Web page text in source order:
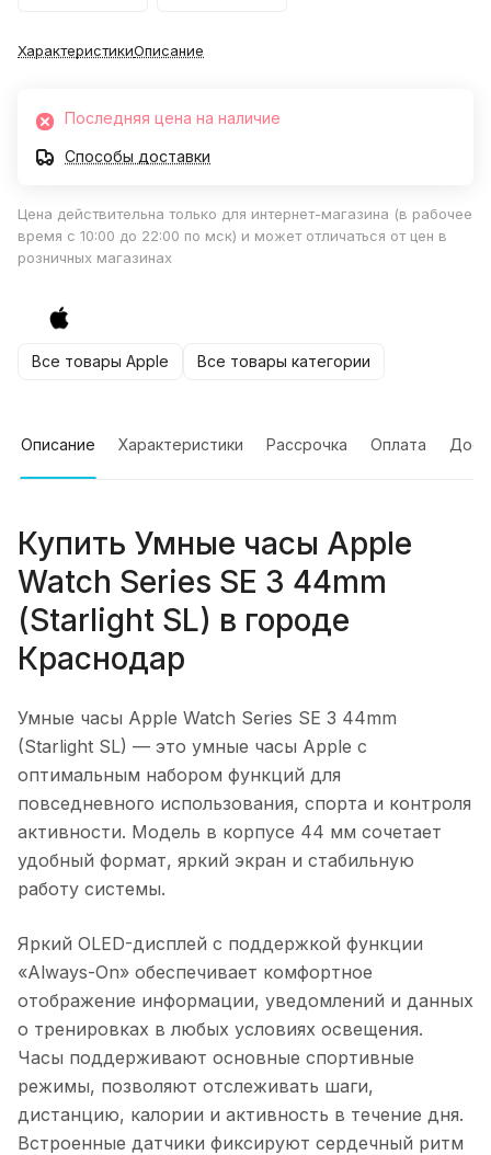
ХарактеристикиОписание
Последняя цена на наличие
Способы доставки
Цена действительна только для интернет-магазина (в рабочее
время с 10:00 до 22:00 по мск) и может отличаться от цен в
розничных магазинах
Все товары Apple Все товары категории
Описание Характеристики Рассрочка Оплата
Купить Умные часы Apple
Watch Series SE 3 44mm
(Starlight SL) в городе
Краснодар
Умные часы Apple Watch Series SE 3 44mm
(Starlight SL) — это умные часы Apple с
оптимальным набором функций для
повседневного использования, спорта и контроля
активности. Модель в корпусе 44 мм сочетает
удобный формат, яркий экран и стабильную
работу системы.
Яркий OLED-дисплей с поддержкой функции
«Always-On» обеспечивает комфортное
отображение информации, уведомлений и данных
о тренировках в любых условиях освещения.
Часы поддерживают основные спортивные
режимы, позволяют отслеживать шаги,
дистанцию, калории и активность в течение дня.
Встроенные датчики фиксируют сердечный ритм